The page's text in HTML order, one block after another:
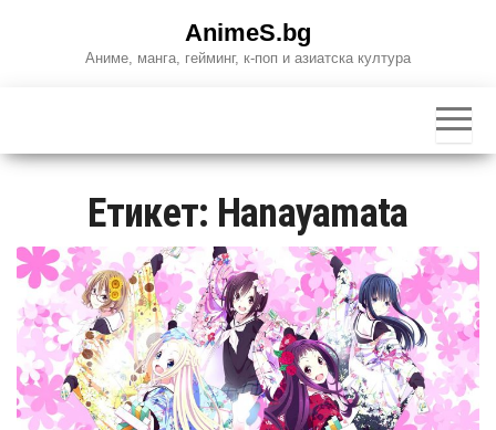
AnimeS.bg
Аниме, манга, гейминг, к-поп и азиатска култура
Етикет: Hanayamata